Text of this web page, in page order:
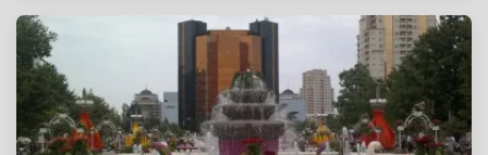
доход и отличные возможности для
карьерного роста. Поэтому, если вы любите
цифры, умеете общаться с людьми и хотите
быть частью важного дела, возможно, 10 мая
— это идеальный день, чтобы задуматься о
карьере в финансах.